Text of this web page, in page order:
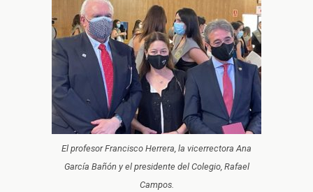
El profesor Francisco Herrera, la vicerrectora Ana
García Bañón y el presidente del Colegio, Rafael
Campos.